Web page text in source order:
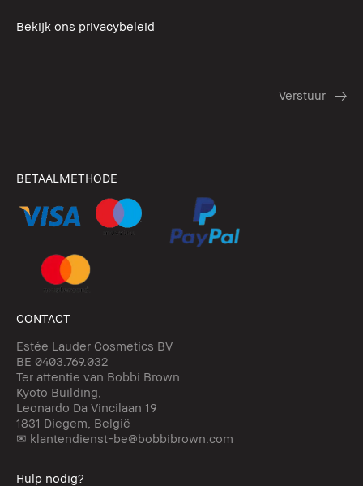
Bekijk ons privacybeleid
BETAALMETHODE
CONTACT
Estée Lauder Cosmetics BV
BE 0403.769.032
Ter attentie van Bobbi Brown
Kyoto Building,
Leonardo Da Vincilaan 19
1831 Diegem, België
✉ klantendienst-be@bobbibrown.com
Hulp nodig?